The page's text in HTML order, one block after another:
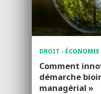
DROIT -
Comment
démarche
managérial »